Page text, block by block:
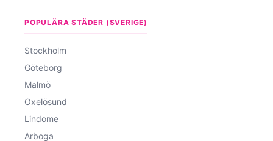
POPULÄRA STÄDER (SVERIGE)
Stockholm
Göteborg
Malmö
Oxelösund
Lindome
Arboga